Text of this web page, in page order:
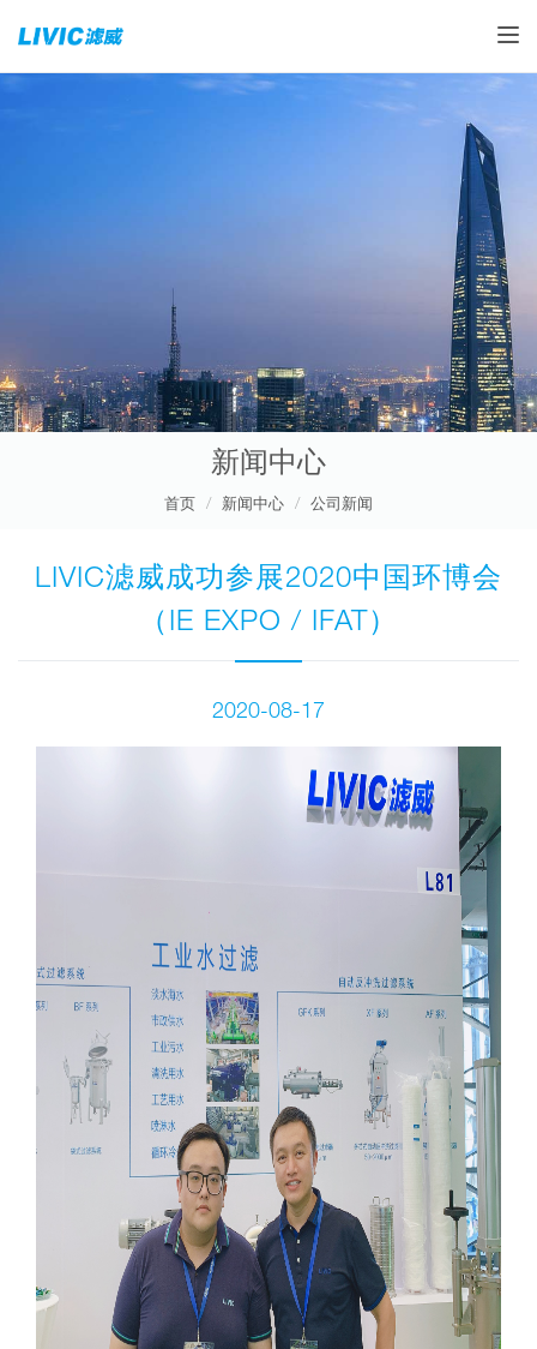
新闻中心
首页 新闻中心 公司新闻
LIVIC滤威成功参展2020中国环博会
（IE EXPO / IFAT）
2020-08-17